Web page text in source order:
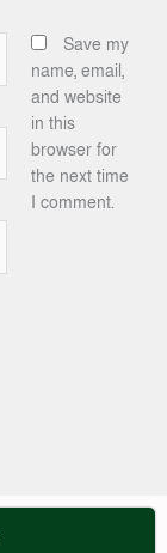
Save my
name, email,
and website
in this
browser for
the next time
I comment.